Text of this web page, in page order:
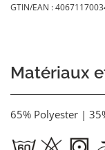
GTIN/EAN :
Matériaux
65% Polyester |